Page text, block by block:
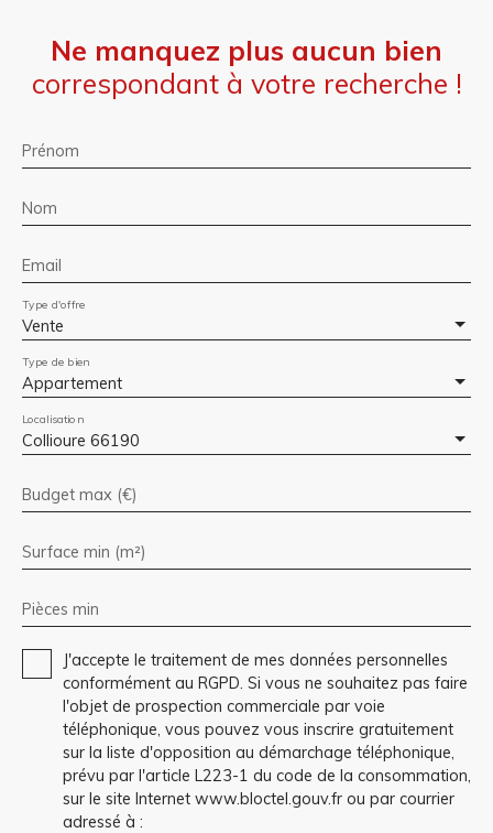
Ne manquez plus aucun bien
correspondant à votre recherche !
Prénom
Nom
Email
Vente
Type d'offre
Appartement
Type de bien
Collioure 66190
Localisation
Budget max (€)
Surface min (m²)
Pièces min
J'accepte le traitement de mes données personnelles
conformément au RGPD. Si vous ne souhaitez pas faire
l'objet de prospection commerciale par voie
téléphonique, vous pouvez vous inscrire gratuitement
sur la liste d'opposition au démarchage téléphonique,
prévu par l'article L223-1 du code de la consommation,
sur le site Internet www.bloctel.gouv.fr ou par courrier
adressé à :